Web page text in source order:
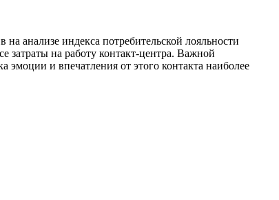
анализе индекса потребительской лояльности
затраты на работу контакт-центра. Важной
эмоции и впечатления от этого контакта наиболее